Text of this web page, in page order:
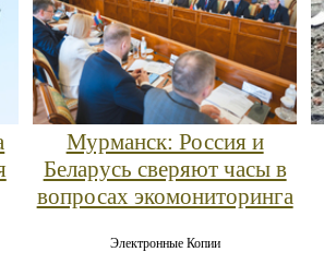
Мурманск: Россия и
Беларусь сверяют часы в
вопросах экомониторинга
Электронные Копии